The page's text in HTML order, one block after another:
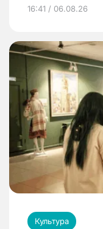
16:41 / 06.08.26
Культура